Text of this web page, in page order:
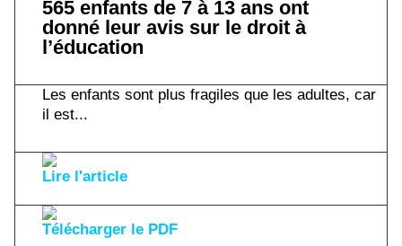
565 enfants de 7 à 13 ans ont
donné leur avis sur le droit à
l’éducation
Les enfants sont plus fragiles que les adultes, car
il est...
Lire l'article
Télécharger le PDF